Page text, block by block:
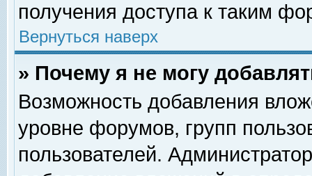
получения доступа к таким
Вернуться наверх
» Почему я не могу
Возможность добавления
уровне форумов, групп
пользователей.